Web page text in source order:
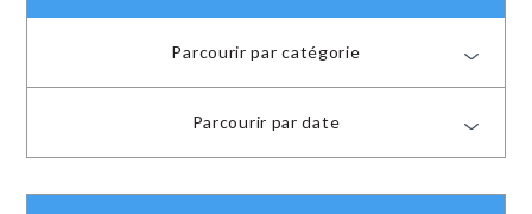
Parcourir par catégorie
Parcourir par date